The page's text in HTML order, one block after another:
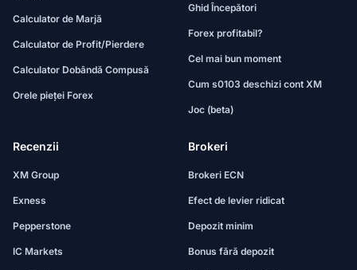
Calculator de Marjă
Calculator de Profit/Pierdere
Calculator Dobândă Compusă
Orele pieței Forex
Ghid Începători
Forex profitabil?
Cel mai bun moment
Cum s0103 deschizi cont XM
Joc (beta)
Recenzii
XM Group
Exness
Pepperstone
IC Markets
Brokeri
Brokeri ECN
Efect de levier ridicat
Depozit minim
Bonus fără depozit